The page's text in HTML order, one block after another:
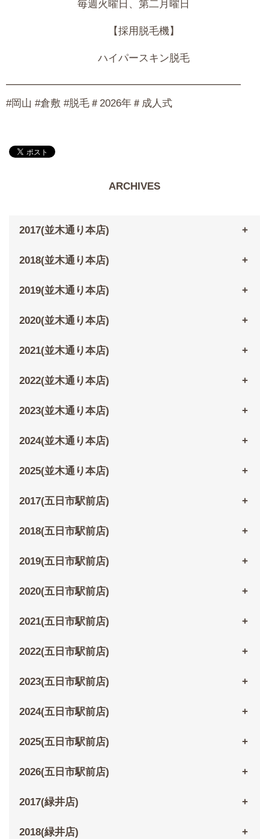
毎週火曜日、第二月曜日
【採用脱毛機】
ハイパースキン脱毛
━━━━━━━━━━━━━━━━━━━━━━━
#岡山 #倉敷 #脱毛＃2026年＃成人式
ARCHIVES
2017(並木通り本店)
2018(並木通り本店)
2019(並木通り本店)
2020(並木通り本店)
2021(並木通り本店)
2022(並木通り本店)
2023(並木通り本店)
2024(並木通り本店)
2025(並木通り本店)
2017(五日市駅前店)
2018(五日市駅前店)
2019(五日市駅前店)
2020(五日市駅前店)
2021(五日市駅前店)
2022(五日市駅前店)
2023(五日市駅前店)
2024(五日市駅前店)
2025(五日市駅前店)
2026(五日市駅前店)
2017(緑井店)
2018(緑井店)